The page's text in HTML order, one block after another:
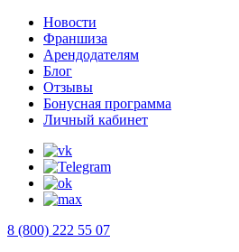
Новости
Франшиза
Арендодателям
Блог
Отзывы
Бонусная программа
Личный кабинет
8 (800) 222 55 07